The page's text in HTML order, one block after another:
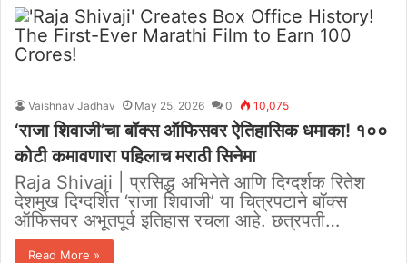
Vaishnav Jadhav May 25, 2026 0 10,075
‘राजा शिवाजी’चा बॉक्स ऑफिसवर ऐतिहासिक धमाका! १००
कोटी कमावणारा पहिलाच मराठी सिनेमा
Raja Shivaji | प्रसिद्ध अभिनेते आणि दिग्दर्शक रितेश
देशमुख दिग्दर्शित ‘राजा शिवाजी’ या चित्रपटाने बॉक्स
ऑफिसवर अभूतपूर्व इतिहास रचला आहे. छत्रपती…
Read More »